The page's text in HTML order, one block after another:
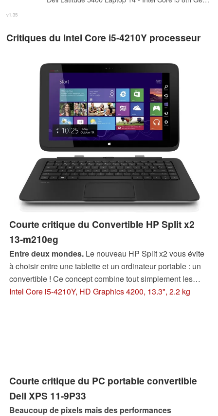
v1.35
Critiques du Intel Core i5-4210Y processeur
Courte critique du Convertible HP Split x2
13-m210eg
Entre deux mondes.Le nouveau HP Split x2 vous évite
à choisir entre une tablette et un ordinateur portable : un
convertible ! Ce concept combine tout simplement les
deux univers. Au-delà de l'écran IPS, le HP Split X2 attire
Intel Core i5-4210Y, HD Graphics 4200, 13.3", 2.2 kg
Courte critique du PC portable convertible
Dell XPS 11-9P33
Beaucoup de pixels mais des performances